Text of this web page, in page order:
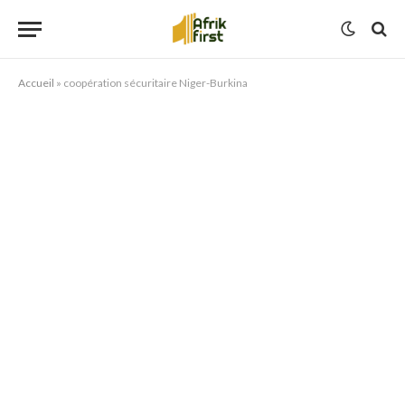
Accueil » coopération sécuritaire Niger-Burkina